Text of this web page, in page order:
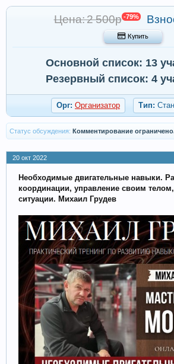
Цена: 2 500р -79%
 Купить
Основной список: 13
Резервный список: 4
Орг: Организатор Тип:
Статус обсуждения: Комментирование
20 окт 2022
Необходимые двигательные навыки.
координации, управление своим
ситуации. Михаил Грудев